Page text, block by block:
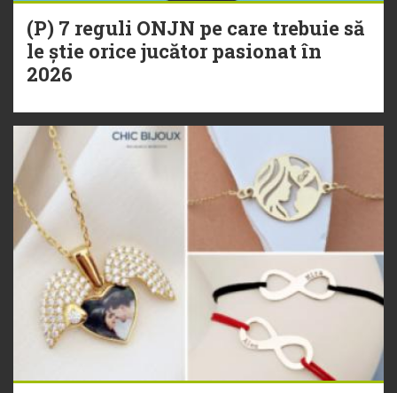
(P) 7 reguli ONJN pe care trebuie să
le știe orice jucător pasionat în
2026